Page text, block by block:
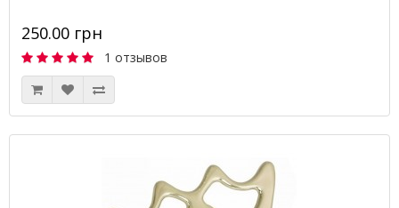
250.00 грн
1 отзывов